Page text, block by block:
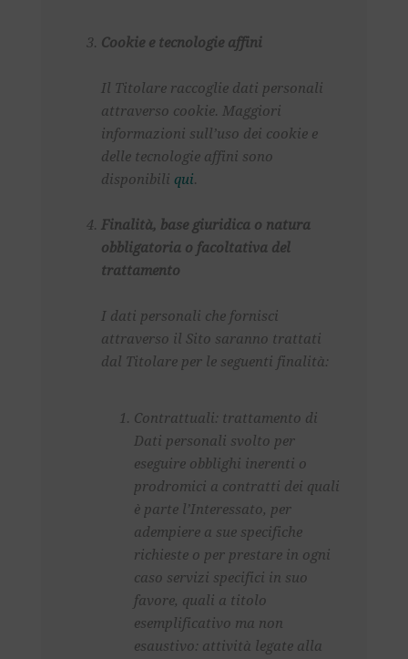
Cookie e tecnologie affini
Il Titolare raccoglie dati personali
attraverso cookie. Maggiori
informazioni sull’uso dei cookiee
delle tecnologie affini sono
disponibili qui.
Finalità, base giuridica o natura
obbligatoria o facoltativa del
trattamento
I dati personali che fornisci
attraverso il Sito saranno trattati
dal Titolare per le seguenti finalità:
Contrattuali: trattamento di
Dati personali svolto per
eseguire obblighi inerenti o
prodromici a contratti dei quali
è parte l’Interessato, per
adempiere a sue specifiche
richieste o per prestare in ogni
caso servizi specifici in suo
favore, quali a titolo
esemplificativo ma non
esaustivo: attività legate alla